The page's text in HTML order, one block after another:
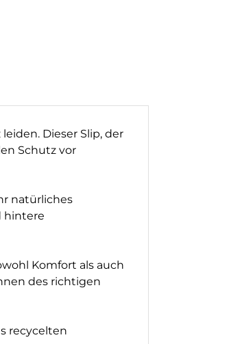
Dieser Slip, der
Schutz vor
natürliches
hintere
Komfort als auch
des richtigen
recycelten